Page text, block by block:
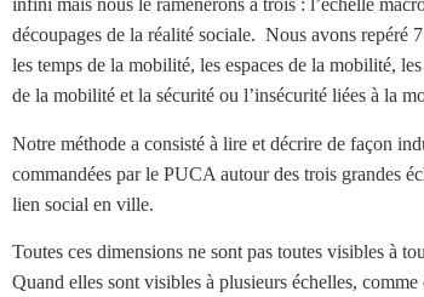
infini mais nous le ramènerons à trois : l’échelle
découpages de la réalité sociale. Nous avons repéré
les temps de la mobilité, les espaces de la mobilité,
de la mobilité et la sécurité ou l’insécurité liées à la
Notre méthode a consisté à lire et décrire de façon
commandées par le PUCA autour des trois grandes
lien social en ville.
Toutes ces dimensions ne sont pas toutes visibles à
Quand elles sont visibles à plusieurs échelles,